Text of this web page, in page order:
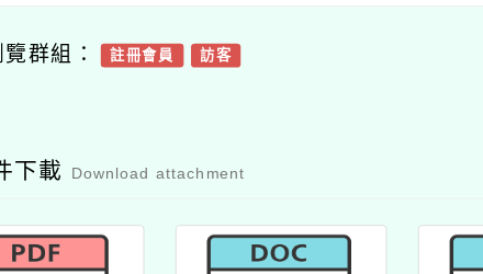
群組： 註冊會員 訪客
下載 Download attachment